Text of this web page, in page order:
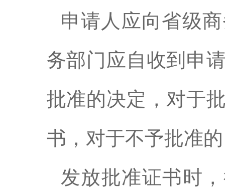
申请人应向省级
务部门应自收到申
批准的决定，对于
书，对于不予批准
发放批准证书时